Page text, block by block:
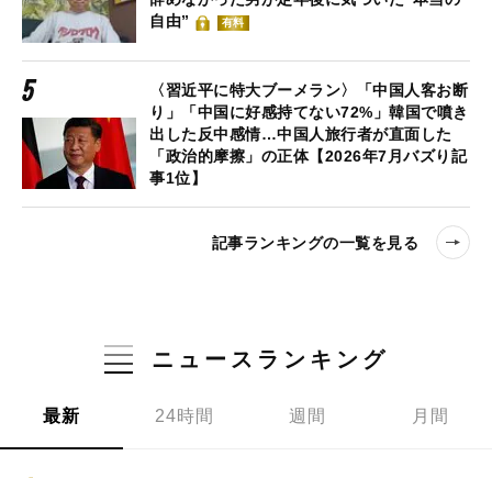
自由”
有料
〈習近平に特大ブーメラン〉「中国人客お断
り」「中国に好感持てない72%」韓国で噴き
出した反中感情…中国人旅行者が直面した
「政治的摩擦」の正体【2026年7月バズり記
事1位】
記事ランキングの一覧を見る
ニュースランキング
最新 24時間 週間 月間